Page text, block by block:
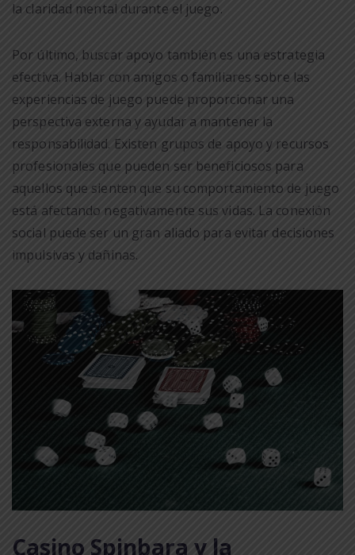
la claridad mental durante el juego.
Por último, buscar apoyo también es una estrategia
efectiva. Hablar con amigos o familiares sobre las
experiencias de juego puede proporcionar una
perspectiva externa y ayudar a mantener la
responsabilidad. Existen grupos de apoyo y recursos
profesionales que pueden ser beneficiosos para
aquellos que sienten que su comportamiento de juego
está afectando negativamente sus vidas. La conexión
social puede ser un gran aliado para evitar decisiones
impulsivas y dañinas.
Casino Spinbara y la